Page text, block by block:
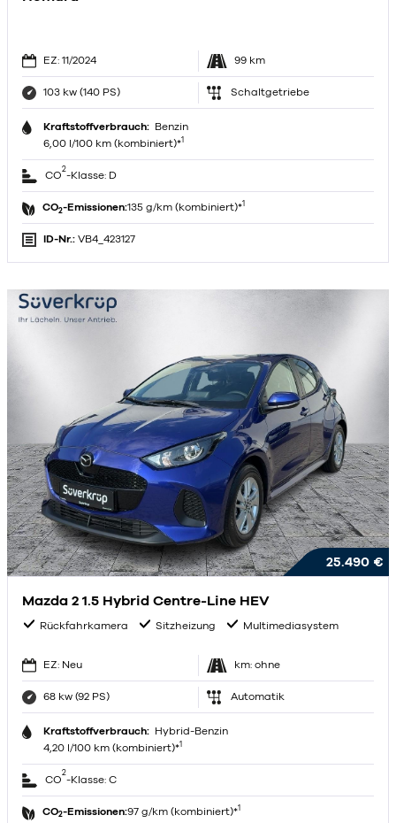
EZ: 11/2024 99 km
103 kw (140 PS) Schaltgetriebe
Kraftstoffverbrauch: Benzin
6,00 l/100 km (kombiniert)*1
CO
2
-Klasse: D
CO2-Emissionen:135 g/km (kombiniert)*1
ID-Nr.: VB4_423127
25.490 €
Mazda 2 1.5 Hybrid Centre-Line HEV
Rückfahrkamera Sitzheizung Multimediasystem
EZ: Neu km: ohne
68 kw (92 PS) Automatik
Kraftstoffverbrauch: Hybrid-Benzin
4,20 l/100 km (kombiniert)*1
CO
2
-Klasse: C
CO2-Emissionen:97 g/km (kombiniert)*1